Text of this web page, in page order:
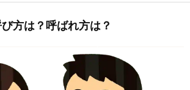
方は？呼ばれ方は？